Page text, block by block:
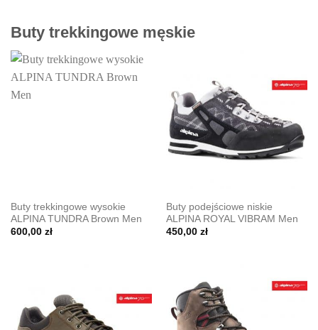
Buty trekkingowe męskie
Buty trekkingowe wysokie
ALPINA TUNDRA Brown Men
600,00 zł
Buty podejściowe niskie
ALPINA ROYAL VIBRAM Men
450,00 zł